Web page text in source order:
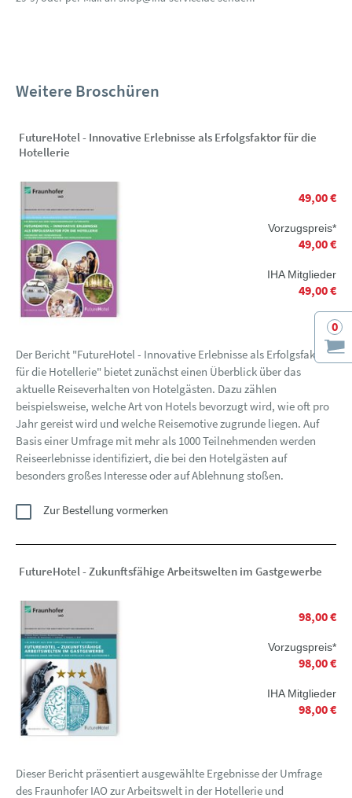
0
Weitere Broschüren
FutureHotel - Innovative Erlebnisse als Erfolgsfaktor für die
Hotellerie
49,00 €
Vorzugspreis*
49,00 €
IHA Mitglieder
49,00 €
Der Bericht "FutureHotel - Innovative Erlebnisse als Erfolgsfaktor
für die Hotellerie" bietet zunächst einen Überblick über das
aktuelle Reiseverhalten von Hotelgästen. Dazu zählen
beispielsweise, welche Art von Hotels bevorzugt wird, wie oft pro
Jahr gereist wird und welche Reisemotive zugrunde liegen. Auf
Basis einer Umfrage mit mehr als 1000 Teilnehmenden werden
Reiseerlebnisse identifiziert, die bei den Hotelgästen auf
besonders großes Interesse oder auf Ablehnung stoßen.
Zur Bestellung vormerken
FutureHotel - Zukunftsfähige Arbeitswelten im Gastgewerbe
98,00 €
Vorzugspreis*
98,00 €
IHA Mitglieder
98,00 €
Dieser Bericht präsentiert ausgewählte Ergebnisse der Umfrage
des Fraunhofer IAO zur Arbeitswelt in der Hotellerie und